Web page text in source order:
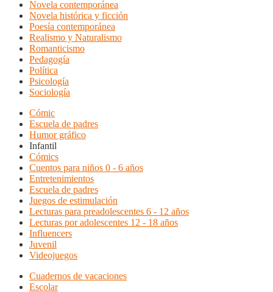
Novela contemporánea
Novela histórica y ficción
Poesía contemporánea
Realismo y Naturalismo
Romanticismo
Pedagogía
Política
Psicología
Sociología
Cómic
Escuela de padres
Humor gráfico
Infantil
Cómics
Cuentos para niños 0 - 6 años
Entretenimientos
Escuela de padres
Juegos de estimulación
Lecturas para preadolescentes 6 - 12 años
Lecturas por adolescentes 12 - 18 años
Influencers
Juvenil
Videojuegos
Cuadernos de vacaciones
Escolar